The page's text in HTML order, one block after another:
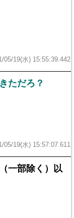
05/19(水) 15:55:39.442
ただろ？
05/19(水) 15:57:07.611
一部除く）以